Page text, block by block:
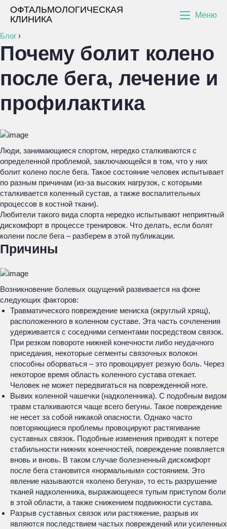
ОФТАЛЬМОЛОГИЧЕСКАЯ
КЛИНИКА
Меню
Блог ›
Почему болит колено
после бега, лечение и
профилактика
Люди, занимающиеся спортом, нередко сталкиваются с
определенной проблемой, заключающейся в том, что у них
болит колено после бега. Такое состояние человек испытывает
по разным причинам (из-за высоких нагрузок, с которыми
сталкивается коленный сустав, а также воспалительных
процессов в костной ткани).
Любители такого вида спорта нередко испытывают неприятный
дискомфорт в процессе тренировок. Что делать, если болят
колени после бега – разберем в этой публикации.
Причины
Возникновение болевых ощущений развивается на фоне
следующих факторов:
Травматического повреждение мениска (округлый хрящ),
расположенного в коленном суставе. Эта часть сочленения
удерживается с соседними сегментами посредством связок.
При резком повороте нижней конечности либо неудачного
приседания, некоторые сегменты связочных волокон
способны оборваться – это провоцирует резкую боль. Через
некоторое время область коленного сустава отекает.
Человек не может передвигаться на поврежденной ноге.
Вывих коленной чашечки (надколенника). С подобным видом
травм сталкиваются чаще всего бегуны. Такое повреждение
не несет за собой никакой опасности. Однако часто
повторяющиеся проблемы провоцируют растягивание
суставных связок. Подобные изменения приводят к потере
стабильности нижних конечностей, повреждение появляется
вновь и вновь. В таком случае болезненный дискомфорт
после бега становится «нормальным» состоянием. Это
явление называются «колено бегуна», то есть разрушение
тканей надколенника, выражающееся тупым приступом боли
в этой области, а также снижением подвижности сустава.
Разрыв суставных связок или растяжение, разрыв их
являются последствием частых повреждений или усиленных